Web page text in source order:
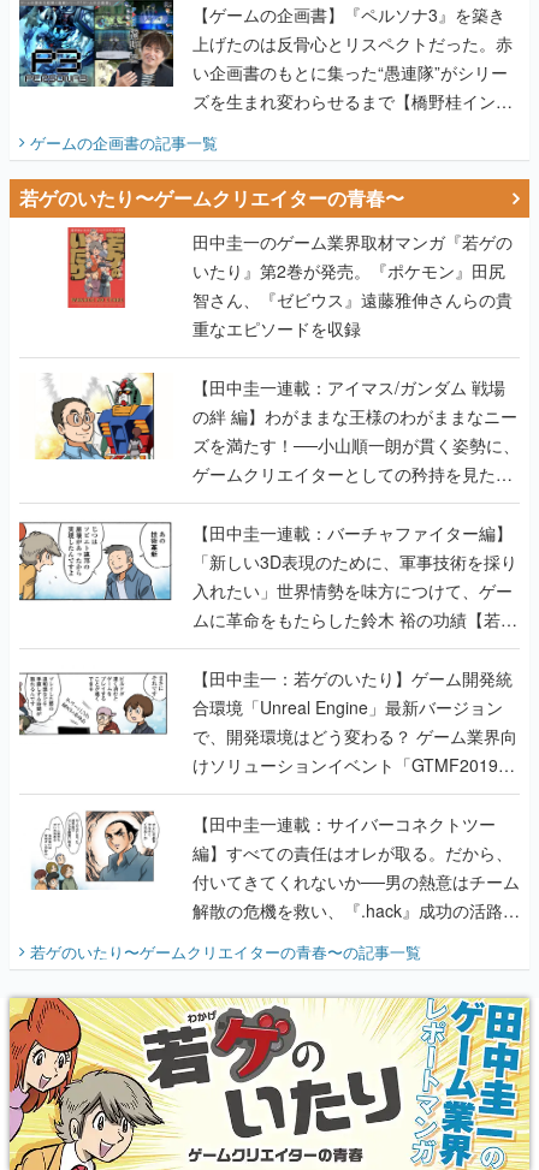
【ゲームの企画書】『ペルソナ3』を築き
上げたのは反骨心とリスペクトだった。赤
い企画書のもとに集った“愚連隊”がシリー
ズを生まれ変わらせるまで【橋野桂インタ
ゲームの企画書の記事一覧
若ゲのいたり〜ゲームクリエイターの青春〜
田中圭一のゲーム業界取材マンガ『若ゲの
いたり』第2巻が発売。『ポケモン』田尻
智さん、『ゼビウス』遠藤雅伸さんらの貴
重なエピソードを収録
【田中圭一連載：アイマス/ガンダム 戦場
の絆 編】わがままな王様のわがままなニー
ズを満たす！──小山順一朗が貫く姿勢に、
ゲームクリエイターとしての矜持を見た
【若ゲのいたり最終回】
【田中圭一連載：バーチャファイター編】
「新しい3D表現のために、軍事技術を採り
入れたい」世界情勢を味方につけて、ゲー
ムに革命をもたらした鈴木 裕の功績【若ゲ
のいたり】
【田中圭一：若ゲのいたり】ゲーム開発統
合環境「Unreal Engine」最新バージョン
で、開発環境はどう変わる？ ゲーム業界向
けソリューションイベント「GTMF2019」
に行って、より理解を深めよう【PR】
【田中圭一連載：サイバーコネクトツー
編】すべての責任はオレが取る。だから、
付いてきてくれないか──男の熱意はチーム
解散の危機を救い、『.hack』成功の活路を
『少年ジャンプ』色だった【若ゲのいた
り】
若ゲのいたり〜ゲームクリエイターの青春〜の記事一覧